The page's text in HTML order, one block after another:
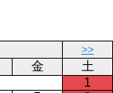
>>
金
土
1